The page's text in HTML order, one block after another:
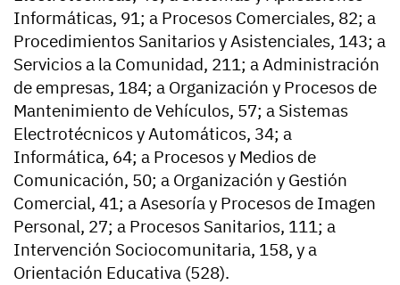
Informáticas, 91; a Procesos Comerciales, 82; a
Procedimientos Sanitarios y Asistenciales, 143; a
Servicios a la Comunidad, 211; a Administración
de empresas, 184; a Organización y Procesos de
Mantenimiento de Vehículos, 57; a Sistemas
Electrotécnicos y Automáticos, 34; a
Informática, 64; a Procesos y Medios de
Comunicación, 50; a Organización y Gestión
Comercial, 41; a Asesoría y Procesos de Imagen
Personal, 27; a Procesos Sanitarios, 111; a
Intervención Sociocomunitaria, 158, y a
Orientación Educativa (528).